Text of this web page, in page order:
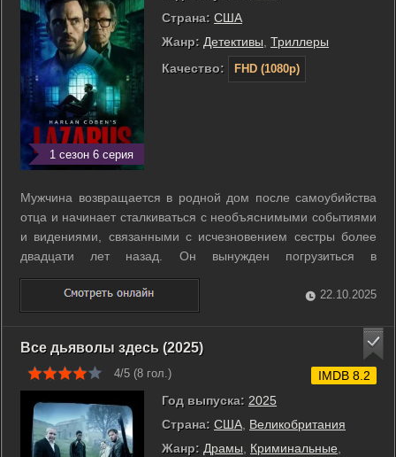
1 сезон 6 серия
Страна: США
Жанр: Детективы Триллеры
Качество:
FHD (1080p)
Мужчина возвращается в родной дом после самоубийства
отца и начинает сталкиваться с необъяснимыми событиями
и видениями, связанными с исчезновением сестры более
двадцати лет назад. Он вынужден погрузиться в
расследование старых дел, где распутывается клубок
семейных тайн, подсознательных страхов и ощущения, что
смерть порождает не только боль, но ...
22.10.2025
Все дьяволы здесь (2025)
4/5 (8 гол.)
Год выпуска: 2025
Страна: США, Великобритания
Жанр: Драмы, Криминальные,
IMDB 8.2